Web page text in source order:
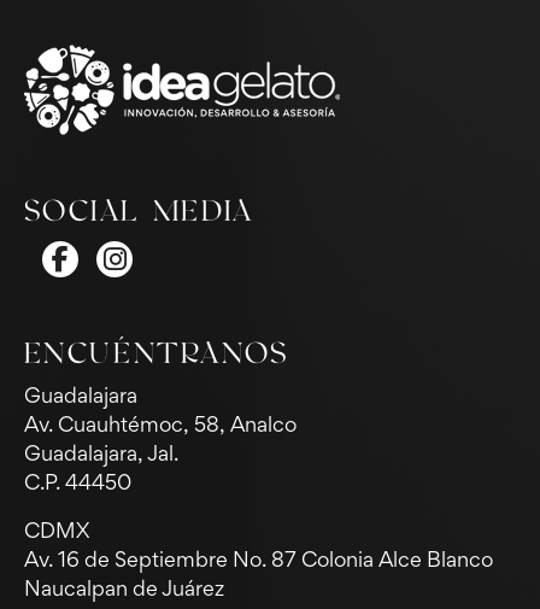
SOCIAL MEDIA
ENCUÉNTRANOS
Guadalajara
Av. Cuauhtémoc, 58, Analco
Guadalajara, Jal.
C.P. 44450
CDMX
Av. 16 de Septiembre No. 87 Colonia Alce Blanco
Naucalpan de Juárez